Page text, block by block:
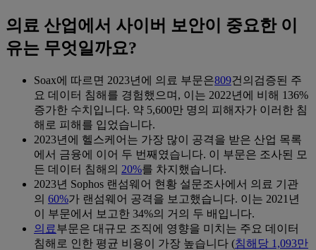
의료 산업에서 사이버 보안이 중요한 이
유는 무엇일까요?
Soax에 따르면 2023년에 의료 부문은809건의검증된 주
요 데이터 침해를 경험했으며, 이는 2022년에 비해 136%
증가한 수치입니다. 약 5,600만 명의 피해자가 이러한 침
해로 피해를 입었습니다.
2023년에 헬스케어는 가장 많이 공격을 받은 산업 목록
에서 금융에 이어 두 번째였습니다. 이 부문은 조사된 모
든 데이터 침해의 20%를 차지했습니다.
2023년 Sophos 랜섬웨어 현황 설문조사에서 의료 기관
의 60%가 랜섬웨어 공격을 보고했습니다. 이는 2021년
이 부문에서 보고한 34%의 거의 두 배입니다.
의료부문은 대규모 조직에 영향을 미치는 주요 데이터
침해로 인한 평균 비용이 가장 높습니다 (침해당 1,093만